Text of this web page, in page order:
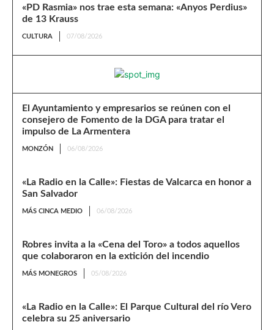
«PD Rasmia» nos trae esta semana: «Anyos Perdius»
de 13 Krauss
CULTURA 07/08/2026
El Ayuntamiento y empresarios se reúnen con el
consejero de Fomento de la DGA para tratar el
impulso de La Armentera
MONZÓN 06/08/2026
«La Radio en la Calle»: Fiestas de Valcarca en honor a
San Salvador
MÁS CINCA MEDIO 06/08/2026
Robres invita a la «Cena del Toro» a todos aquellos
que colaboraron en la extición del incendio
MÁS MONEGROS 05/08/2026
«La Radio en la Calle»: El Parque Cultural del río Vero
celebra su 25 aniversario